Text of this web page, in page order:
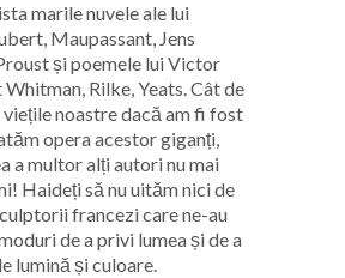
marile nuvele ale lui
Maupassant, Jens
și poemele lui Victor
Rilke, Yeats. Cât de
noastre dacă am fi fost
opera acestor giganți,
a multor alți autori nu mai
Haideți să nu uităm nici de
francezi care ne-au
de a privi lumea și de a
lumină și culoare.